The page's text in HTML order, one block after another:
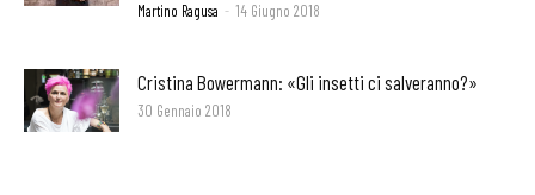
Martino Ragusa - 14 Giugno 2018
Cristina Bowermann: «Gli insetti ci salveranno?»
30 Gennaio 2018